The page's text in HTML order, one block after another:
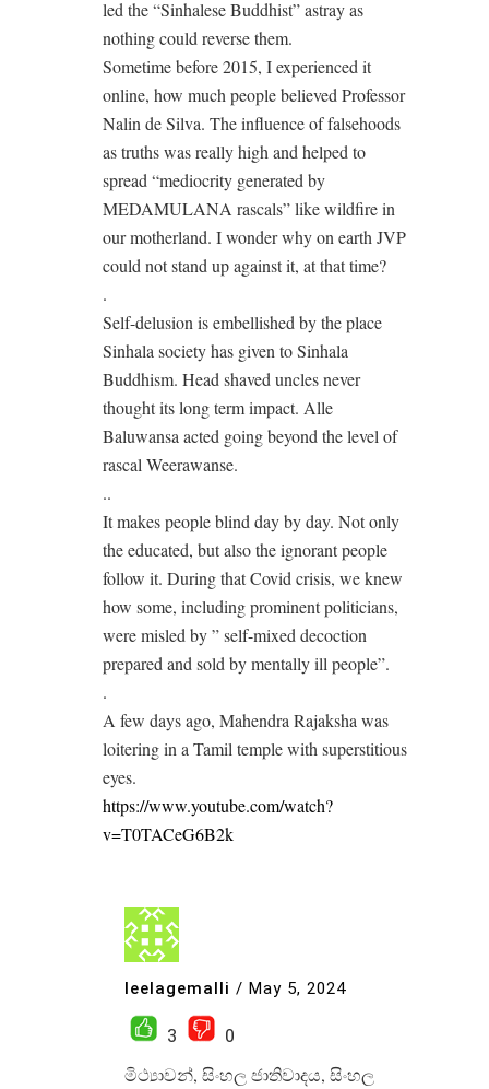
led the “Sinhalese Buddhist” astray as
nothing could reverse them.
Sometime before 2015, I experienced it
online, how much people believed Professor
Nalin de Silva. The influence of falsehoods
as truths was really high and helped to
spread “mediocrity generated by
MEDAMULANA rascals” like wildfire in
our motherland. I wonder why on earth JVP
could not stand up against it, at that time?
.
Self-delusion is embellished by the place
Sinhala society has given to Sinhala
Buddhism. Head shaved uncles never
thought its long term impact. Alle
Baluwansa acted going beyond the level of
rascal Weerawanse.
..
It makes people blind day by day. Not only
the educated, but also the ignorant people
follow it. During that Covid crisis, we knew
how some, including prominent politicians,
were misled by ” self-mixed decoction
prepared and sold by mentally ill people”.
.
A few days ago, Mahendra Rajaksha was
loitering in a Tamil temple with superstitious
eyes.
https://www.youtube.com/watch?
v=T0TACeG6B2k
leelagemalli / May 5, 2024
3
0
මිථ්‍යාවන්, සිංහල ජාතිවාදය, සිංහල